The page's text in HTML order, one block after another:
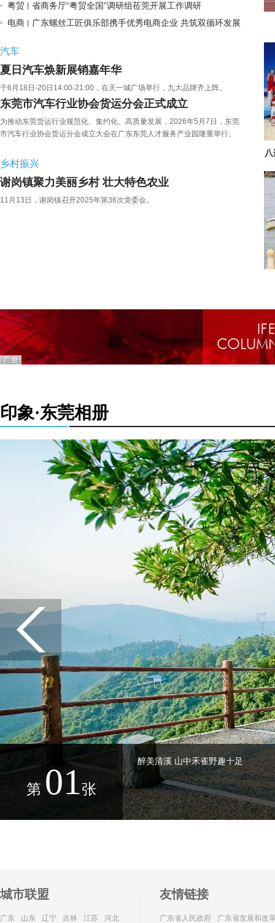
业经贸投资对接会
粤贸
省商务厅“粤贸全国”调研组莅莞开展工作调研
电商
广东螺丝工匠俱乐部携手优秀电商企业 共筑双循环发展
汽车
夏日汽车焕新展销嘉年华
于6月18日-20日14:00-21:00，在天一城广场举行，九大品牌齐上阵。
东莞市汽车行业协会货运分会正式成立
为推动东莞货运行业规范化、集约化、高质量发展，2026年5月7日，东莞
市汽车行业协会货运分会成立大会在广东东莞人才服务产业园隆重举行。
乡村振兴
谢岗镇聚力美丽乡村 壮大特色农业
11月13日，谢岗镇召开2025年第36次党委会。
印象·东莞相册
醉美清溪 山中禾雀野趣十足
第 01张
城市联盟
广东 山东 辽宁 吉林 江苏
河北
友情链接
广东省人民政府
广东省发展和改